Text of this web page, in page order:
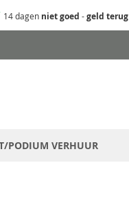
14 dagen niet goed -geld terug
PODIUM VERHUUR